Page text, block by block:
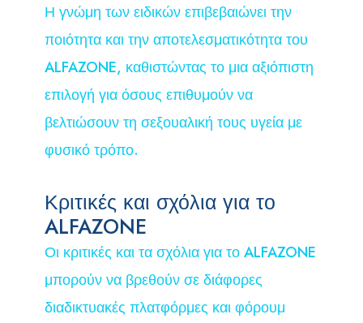
Η γνώμη των ειδικών επιβεβαιώνει την
ποιότητα και την αποτελεσματικότητα του
ALFAZONE, καθιστώντας το μια αξιόπιστη
επιλογή για όσους επιθυμούν να
βελτιώσουν τη σεξουαλική τους υγεία με
φυσικό τρόπο.
Κριτικές και σχόλια για το
ALFAZONE
Οι κριτικές και τα σχόλια για το ALFAZONE
μπορούν να βρεθούν σε διάφορες
διαδικτυακές πλατφόρμες και φόρουμ